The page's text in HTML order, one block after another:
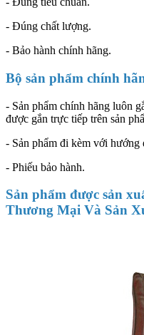
- Đúng chất lượng.
- Bảo hành chính hãng.
Bộ sản phẩm chính
- Sản phẩm chính hãng luôn
được gắn trực tiếp trên sản
- Sản phẩm đi kèm với hướng
- Phiếu bảo hành.
Sản phẩm được sản
Thương Mại Và Sản